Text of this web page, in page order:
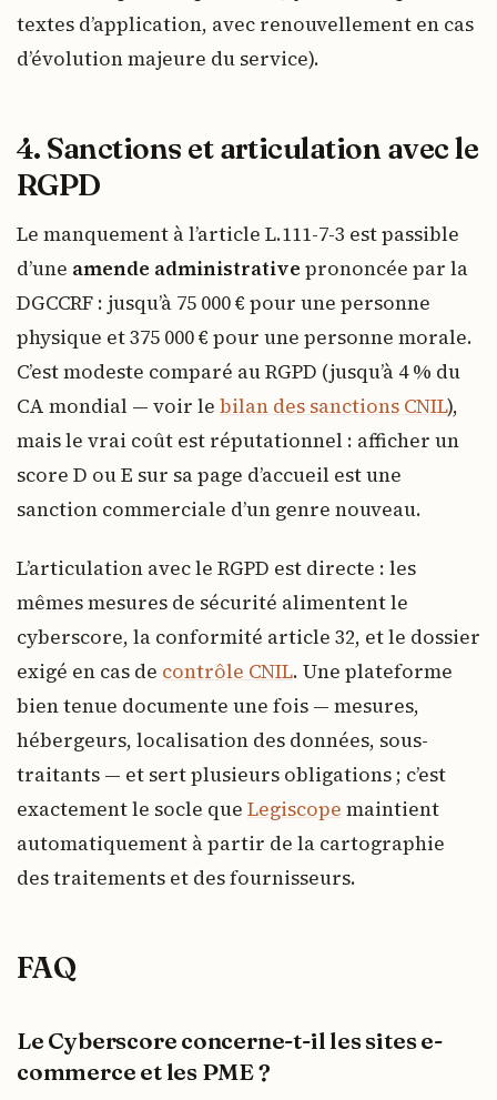
textes d’application, avec renouvellement en cas
d’évolution majeure du service).
4. Sanctions et articulation avec le
RGPD
Le manquement à l’article L.111-7-3 est passible
d’une amende administrative prononcée par la
DGCCRF : jusqu’à 75 000 € pour une personne
physique et 375 000 € pour une personne morale.
C’est modeste comparé au RGPD (jusqu’à 4 % du
CA mondial — voir le bilan des sanctions CNIL),
mais le vrai coût est réputationnel : afficher un
score D ou E sur sa page d’accueil est une
sanction commerciale d’un genre nouveau.
L’articulation avec le RGPD est directe : les
mêmes mesures de sécurité alimentent le
cyberscore, la conformité article 32, et le dossier
exigé en cas de contrôle CNIL. Une plateforme
bien tenue documente une fois — mesures,
hébergeurs, localisation des données, sous-
traitants — et sert plusieurs obligations ; c’est
exactement le socle que Legiscope maintient
automatiquement à partir de la cartographie
des traitements et des fournisseurs.
FAQ
Le Cyberscore concerne-t-il les sites e-
commerce et les PME ?